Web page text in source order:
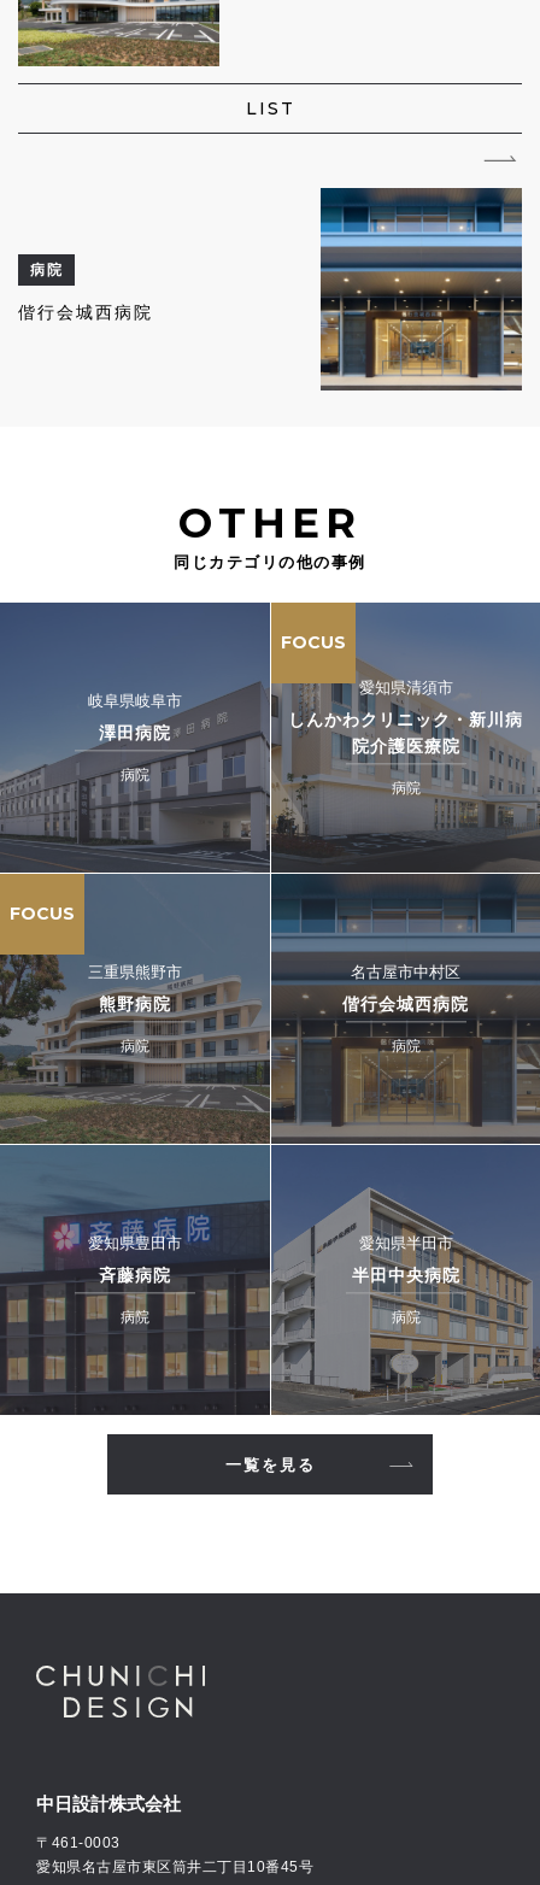
LIST
病院
偕行会城西病院
OTHER
同じカテゴリの他の事例
岐阜県岐阜市
澤田病院
病院
FOCUS
愛知県清須市
しんかわクリニック・新川病
院介護医療院
病院
FOCUS
三重県熊野市
熊野病院
病院
名古屋市中村区
偕行会城西病院
病院
愛知県豊田市
斉藤病院
病院
愛知県半田市
半田中央病院
病院
一覧を見る
中日設計株式会社
〒461-0003
愛知県名古屋市東区筒井二丁目10番45号